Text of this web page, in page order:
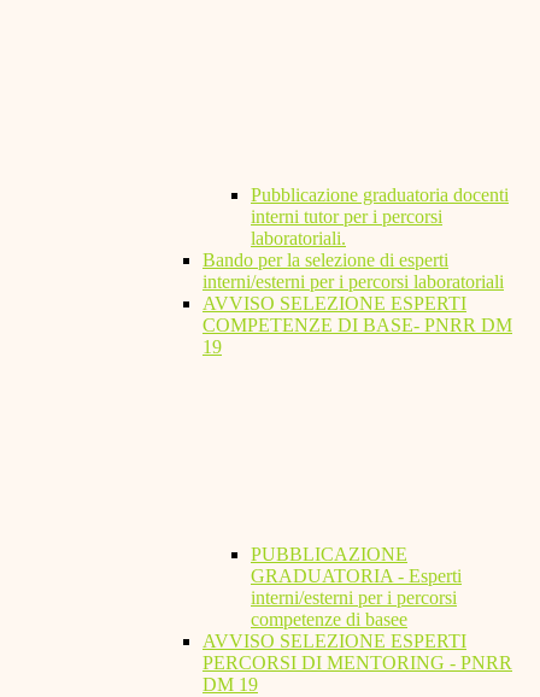
Pubblicazione graduatoria docenti
interni tutor per i percorsi
laboratoriali.
Bando per la selezione di esperti
interni/esterni per i percorsi laboratoriali
AVVISO SELEZIONE ESPERTI
COMPETENZE DI BASE- PNRR DM
19
PUBBLICAZIONE
GRADUATORIA - Esperti
interni/esterni per i percorsi
competenze di basee
AVVISO SELEZIONE ESPERTI
PERCORSI DI MENTORING - PNRR
DM 19